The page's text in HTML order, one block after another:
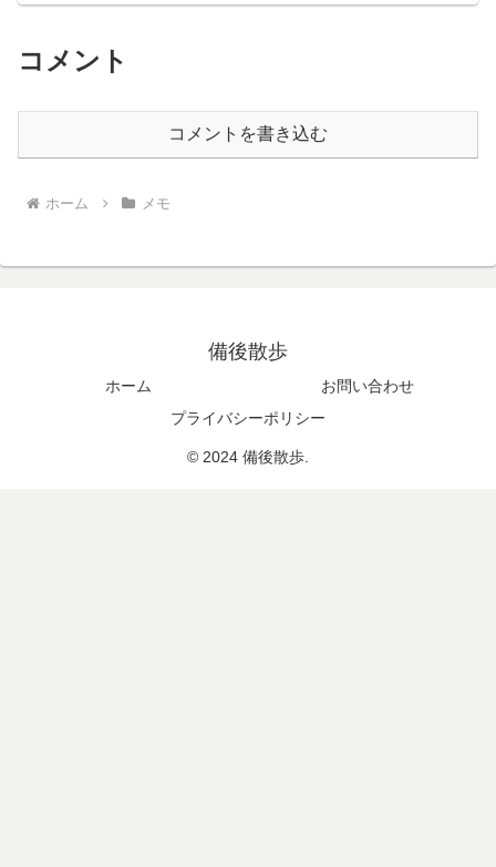
コメント
コメントを書き込む
ホーム メモ
備後散歩
ホーム
お問い合わせ
プライバシーポリシー
© 2024 備後散歩.